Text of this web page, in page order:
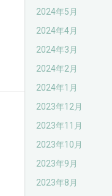
2024年5月
2024年4月
2024年3月
2024年2月
2024年1月
2023年12月
2023年11月
2023年10月
2023年9月
2023年8月